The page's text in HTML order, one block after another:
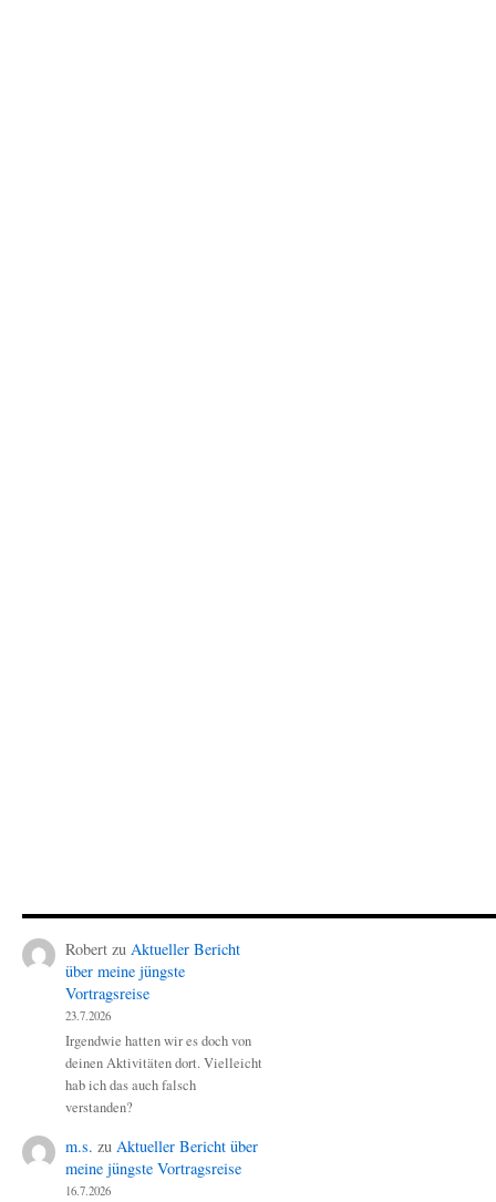
Robert zu Aktueller Bericht
über meine jüngste
Vortragsreise
23.7.2026
Irgendwie hatten wir es doch von
deinen Aktivitäten dort. Vielleicht
hab ich das auch falsch
verstanden?
m.s. zu Aktueller Bericht über
meine jüngste Vortragsreise
16.7.2026